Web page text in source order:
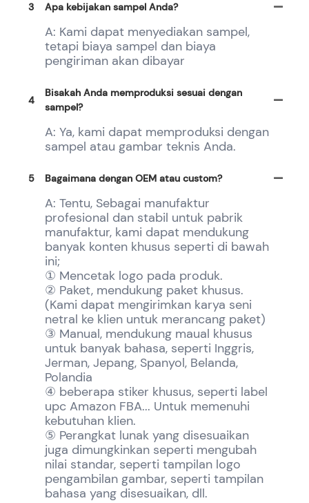
3 Apa kebijakan sampel Anda?
A: Kami dapat menyediakan sampel,
tetapi biaya sampel dan biaya
pengiriman akan dibayar
4
Bisakah Anda memproduksi sesuai dengan
sampel?
A: Ya, kami dapat memproduksi dengan
sampel atau gambar teknis Anda.
5 Bagaimana dengan OEM atau custom?
A: Tentu, Sebagai manufaktur
profesional dan stabil untuk pabrik
manufaktur, kami dapat mendukung
banyak konten khusus seperti di bawah
ini;
① Mencetak logo pada produk.
② Paket, mendukung paket khusus.
(Kami dapat mengirimkan karya seni
netral ke klien untuk merancang paket)
③ Manual, mendukung maual khusus
untuk banyak bahasa, seperti Inggris,
Jerman, Jepang, Spanyol, Belanda,
Polandia
④ beberapa stiker khusus, seperti label
upc Amazon FBA... Untuk memenuhi
kebutuhan klien.
⑤ Perangkat lunak yang disesuaikan
juga dimungkinkan seperti mengubah
nilai standar, seperti tampilan logo
pengambilan gambar, seperti tampilan
bahasa yang disesuaikan, dll.